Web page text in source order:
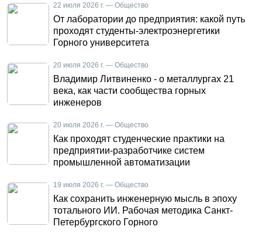
22 июля 2026 г. — Общество
От лаборатории до предприятия: какой путь
проходят студенты-электроэнергетики
Горного университета
20 июля 2026 г. — Общество
Владимир Литвиненко - о металлургах 21
века, как части сообщества горных
инженеров
20 июля 2026 г. — Общество
Как проходят студенческие практики на
предприятии-разработчике систем
промышленной автоматизации
19 июля 2026 г. — Общество
Как сохранить инженерную мысль в эпоху
тотального ИИ. Рабочая методика Санкт-
Петербургского Горного